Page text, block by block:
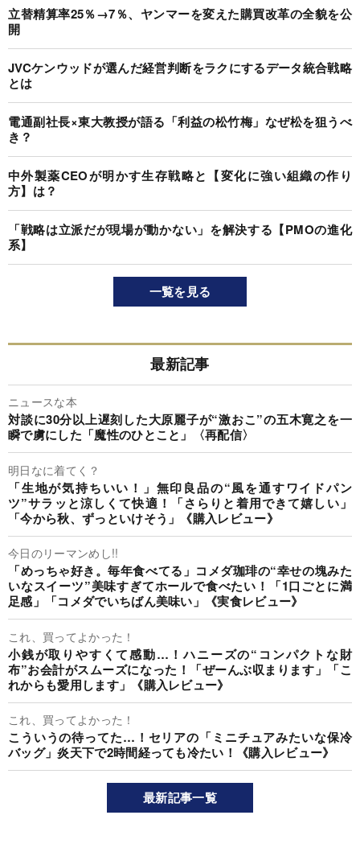
立替精算率25％→7％、ヤンマーを変えた購買改革の全貌を公
開
JVCケンウッドが選んだ経営判断をラクにするデータ統合戦略
とは
電通副社長×東大教授が語る「利益の松竹梅」なぜ松を狙うべ
き？
中外製薬CEOが明かす生存戦略と【変化に強い組織の作り
方】は？
「戦略は立派だが現場が動かない」を解決する【PMOの進化
系】
一覧を見る
最新記事
ニュースな本
対談に30分以上遅刻した大原麗子が“激おこ”の五木寛之を一
瞬で虜にした「魔性のひとこと」〈再配信〉
明日なに着てく？
「生地が気持ちいい！」無印良品の“風を通すワイドパン
ツ”サラッと涼しくて快適！「さらりと着用できて嬉しい」
「今から秋、ずっといけそう」《購入レビュー》
今日のリーマンめし!!
「めっちゃ好き。毎年食べてる」コメダ珈琲の“幸せの塊みた
いなスイーツ”美味すぎてホールで食べたい！「1口ごとに満
足感」「コメダでいちばん美味い」《実食レビュー》
これ、買ってよかった！
小銭が取りやすくて感動…！ハニーズの“コンパクトな財
布”お会計がスムーズになった！「ぜーんぶ収まります」「こ
れからも愛用します」《購入レビュー》
これ、買ってよかった！
こういうの待ってた…！セリアの「ミニチュアみたいな保冷
バッグ」炎天下で2時間経っても冷たい！《購入レビュー》
最新記事一覧